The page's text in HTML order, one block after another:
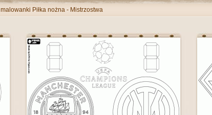
malowanki Piłka nożna - Mistrzostwa